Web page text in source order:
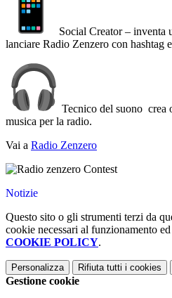
Social Creator – inventa
lanciare Radio Zenzero con hashtag
Tecnico del suono crea
musica per la radio.
Vai a Radio Zenzero
Notizie
Questo sito o gli strumenti terzi da
cookie necessari al funzionamento
COOKIE POLICY.
Personalizza Rifiuta tutti i cookies
Gestione cookie